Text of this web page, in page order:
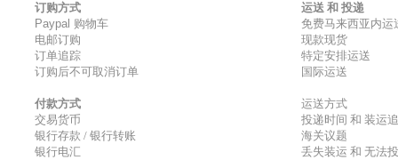
订购方式
Paypal 购物车
电邮订购
订单追踪
订购后不可取消订单
付款方式
交易货币
银行存款 / 银行转账
银行电汇
运送 和 投递
免费马来西亚内运
现款现货
特定安排运送
国际运送
运送方式
投递时间 和 装运
海关议题
丢失装运 和 无法